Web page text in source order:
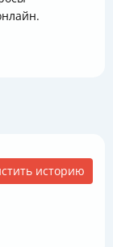
историю